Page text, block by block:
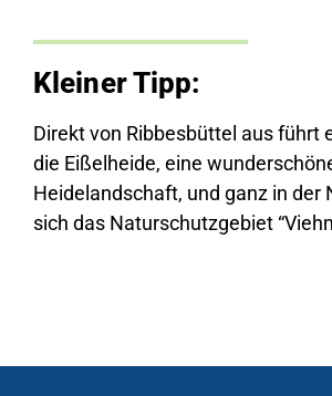
Kleiner Tipp:
Direkt von Ribbesbüttel aus führt
die Eißelheide, eine
Heidelandschaft, und ganz in der
sich das Naturschutzgebiet